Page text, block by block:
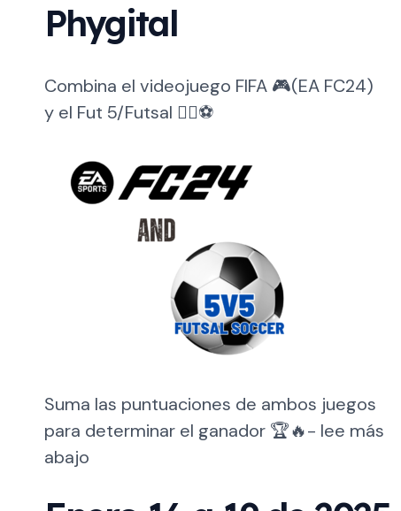
Phygital
Combina el videojuego FIFA 🎮(EA FC24)
y el Fut 5/Futsal 🏃‍♂️⚽
Suma las puntuaciones de ambos juegos
para determinar el ganador 🏆🔥- lee más
abajo